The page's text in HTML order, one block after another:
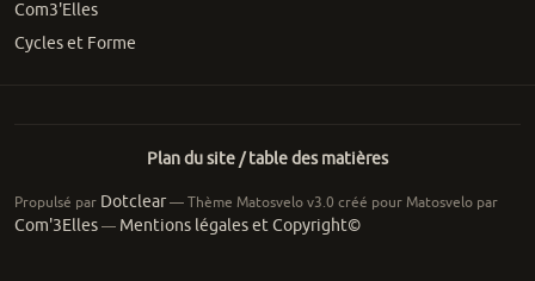
Com3'Elles
Cycles et Forme
Plan du site / table des matières
Propulsé par Dotclear— Thème Matosvelo v3.0 créé pour Matosvelo par
Com'3Elles— Mentions légales et Copyright©